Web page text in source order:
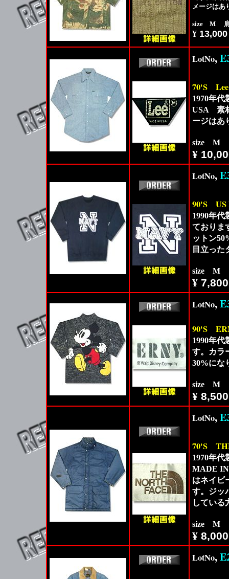
メージはあ
size M 肩
¥ 13,000
LotNo,
70'S
1970年
USA 素
ージはあ
size M
¥
LotNo,
90'S
1990年
ておりま
ットン
目立った
size M
¥ 7,800
LotNo,
90'S
1990年代
す。カラ
30%にな
size M
¥ 8,500
LotNo,
70'S
1970年
MADE
はネイビ
す。ジッ
している
size M
¥ 8,000
LotNo,